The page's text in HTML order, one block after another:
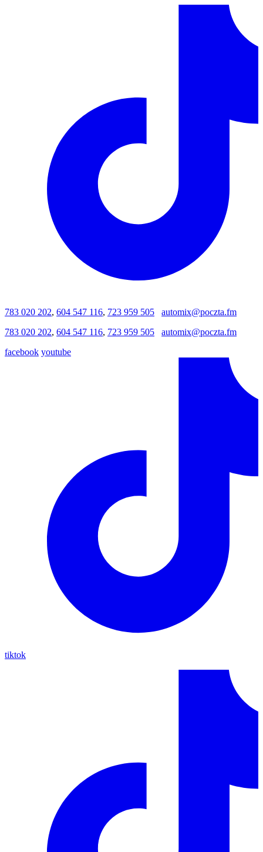
783 020 202, 604 547 116, 723 959 505
automix@poczta.fm
783 020 202, 604 547 116, 723 959 505
automix@poczta.fm
facebook youtube
tiktok